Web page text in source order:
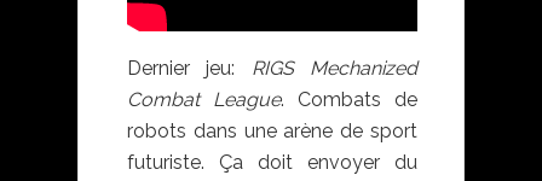
Dernier jeu: RIGS Mechanized
Combat League. Combats de
robots dans une arène de sport
futuriste. Ça doit envoyer du